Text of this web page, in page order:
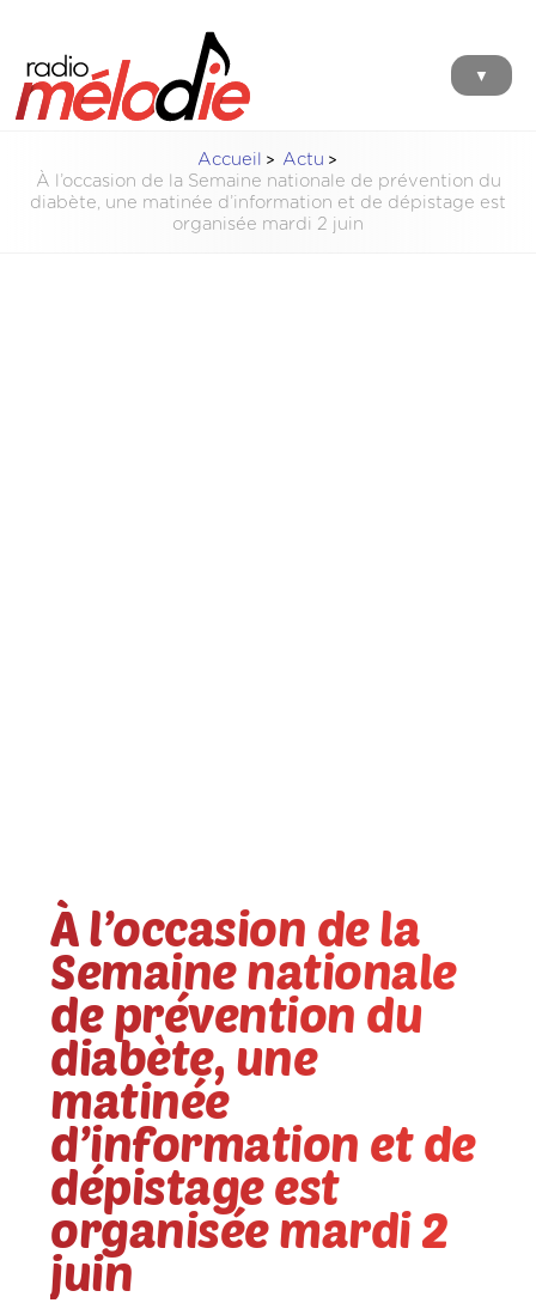
▼
Accueil
Actu
À l’occasion de la Semaine nationale de prévention du
diabète, une matinée d’information et de dépistage est
organisée mardi 2 juin
À l’occasion de la
Semaine nationale
de prévention du
diabète, une
matinée
d’information et de
dépistage est
organisée mardi 2
juin